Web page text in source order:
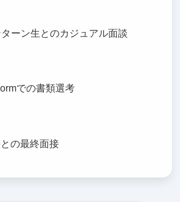
ーン生とのカジュアル面談
での書類選考
の最終面接